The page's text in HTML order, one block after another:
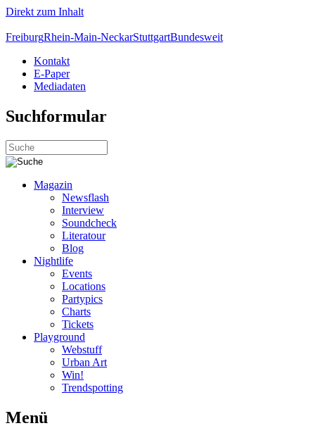
Direkt zum Inhalt
FreiburgRhein-Main-NeckarStuttgartBundesweit
Kontakt
E-Paper
Mediadaten
Suchformular
Magazin
Newsflash
Interview
Soundcheck
Literatour
Blog
Nightlife
Events
Locations
Partypics
Charts
Tickets
Playground
Webstuff
Urban Art
Win!
Trendspotting
Menü